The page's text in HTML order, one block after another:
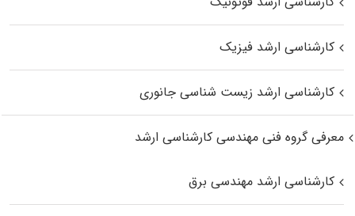
کارشناسی ارشد فیزیک
کارشناسی ارشد زیست‌ شناسی جانوری
معرفی گروه فنی مهندسی کارشناسی ارشد
کارشناسی ارشد مهندسی برق